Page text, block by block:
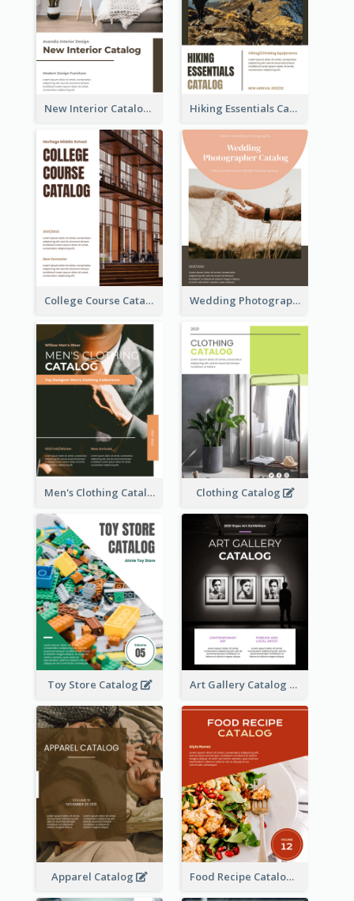
New Interior Catalog Hiking Essentials Catalog
College Course Catalog Wedding Photography Catalog
Men's Clothing Catalog Clothing Catalog
Toy Store Catalog Art Gallery Catalog
Apparel Catalog Food Recipe Catalog